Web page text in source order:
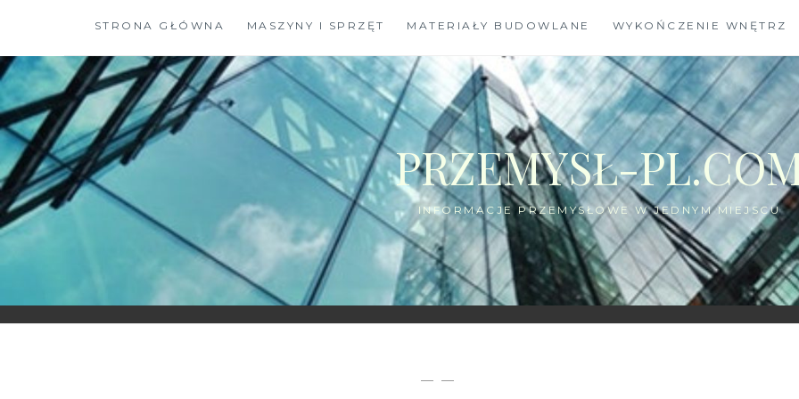
content
STRONA GŁÓWNA MASZYNY I SPRZĘT MATERIAŁY BUDOWLANE WYKOŃCZENIE WNĘTRZ
PRZEMYSŁ-
INFORMACJE PRZEMYSŁOWE W JEDNYM MIEJSCU
— —